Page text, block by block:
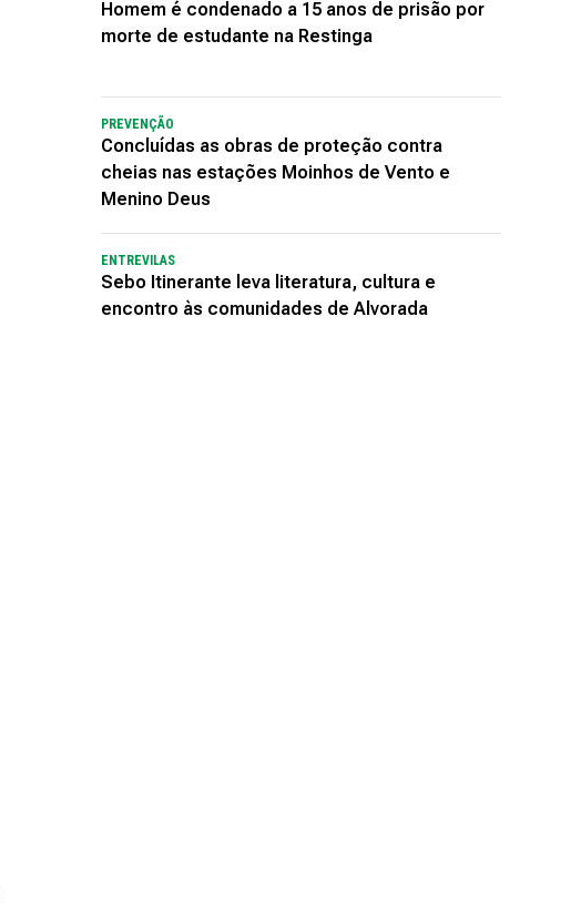
Homem é condenado a 15 anos de prisão por
morte de estudante na Restinga
PREVENÇÃO
Concluídas as obras de proteção contra
cheias nas estações Moinhos de Vento e
Menino Deus
ENTREVILAS
Sebo Itinerante leva literatura, cultura e
encontro às comunidades de Alvorada